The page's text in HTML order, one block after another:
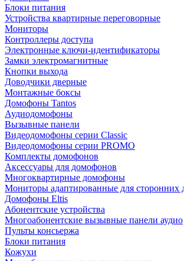
Блоки питания
Устройства квартирные переговорные
Мониторы
Контроллеры доступа
Электронные ключи-идентификаторы
Замки электромагнитные
Кнопки выхода
Доводчики дверные
Монтажные боксы
Домофоны Tantos
Аудиодомофоны
Вызывные панели
Видеодомофоны серии Classic
Видеодомофоны серии PROMO
Комплекты домофонов
Аксессуары для домофонов
Многоквартирные домофоны
Мониторы адаптированные для сторонних
Домофоны Eltis
Абонентские устройства
Многоабонентские вызывные панели аудио
Пульты консьержа
Блоки питания
Кожухи